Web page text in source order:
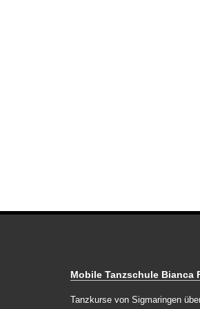
Mobile Tanzschule Bianca
Tanzkurse von Sigmaringen